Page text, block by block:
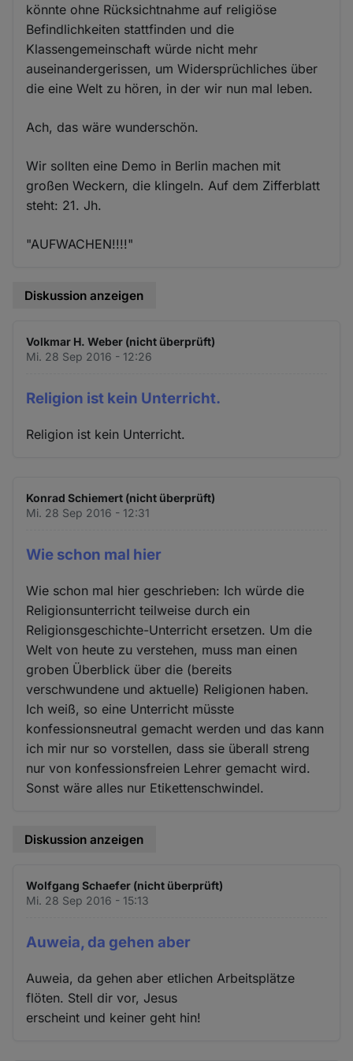
könnte ohne Rücksichtnahme auf religiöse
Befindlichkeiten stattfinden und die
Klassengemeinschaft würde nicht mehr
auseinandergerissen, um Widersprüchliches über
die eine Welt zu hören, in der wir nun mal leben.
Ach, das wäre wunderschön.
Wir sollten eine Demo in Berlin machen mit
großen Weckern, die klingeln. Auf dem Zifferblatt
steht: 21. Jh.
"AUFWACHEN!!!!"
Diskussion anzeigen
Volkmar H. Weber (nicht überprüft)
Mi. 28 Sep 2016 - 12:26
Religion ist kein Unterricht.
Religion ist kein Unterricht.
Konrad Schiemert (nicht überprüft)
Mi. 28 Sep 2016 - 12:31
Wie schon mal hier
Wie schon mal hier geschrieben: Ich würde die
Religionsunterricht teilweise durch ein
Religionsgeschichte-Unterricht ersetzen. Um die
Welt von heute zu verstehen, muss man einen
groben Überblick über die (bereits
verschwundene und aktuelle) Religionen haben.
Ich weiß, so eine Unterricht müsste
konfessionsneutral gemacht werden und das kann
ich mir nur so vorstellen, dass sie überall streng
nur von konfessionsfreien Lehrer gemacht wird.
Sonst wäre alles nur Etikettenschwindel.
Diskussion anzeigen
Wolfgang Schaefer (nicht überprüft)
Mi. 28 Sep 2016 - 15:13
Auweia, da gehen aber
Auweia, da gehen aber etlichen Arbeitsplätze
flöten. Stell dir vor, Jesus
erscheint und keiner geht hin!